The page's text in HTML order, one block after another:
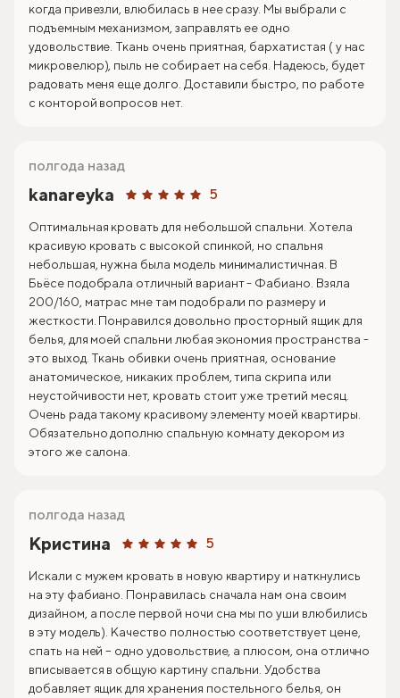
когда привезли, влюбилась в нее сразу. Мы выбрали с
подъемным механизмом, заправлять ее одно
удовольствие. Ткань очень приятная, бархатистая ( у нас
микровелюр), пыль не собирает на себя. Надеюсь, будет
радовать меня еще долго. Доставили быстро, по работе
с конторой вопросов нет.
kanareyka 5
полгода назад
Оптимальная кровать для небольшой спальни. Хотела
красивую кровать с высокой спинкой, но спальня
небольшая, нужна была модель минималистичная. В
Бьёсе подобрала отличный вариант - Фабиано. Взяла
200/160, матрас мне там подобрали по размеру и
жесткости. Понравился довольно просторный ящик для
белья, для моей спальни любая экономия пространства -
это выход. Ткань обивки очень приятная, основание
анатомическое, никаких проблем, типа скрипа или
неустойчивости нет, кровать стоит уже третий месяц.
Очень рада такому красивому элементу моей квартиры.
Обязательно дополню спальную комнату декором из
этого же салона.
Кристина 5
полгода назад
Искали с мужем кровать в новую квартиру и наткнулись
на эту фабиано. Понравилась сначала нам она своим
дизайном, а после первой ночи сна мы по уши влюбились
в эту модель). Качество полностью соответствует цене,
спать на ней – одно удовольствие, а плюсом, она отлично
вписывается в общую картину спальни. Удобства
добавляет ящик для хранения постельного белья, он